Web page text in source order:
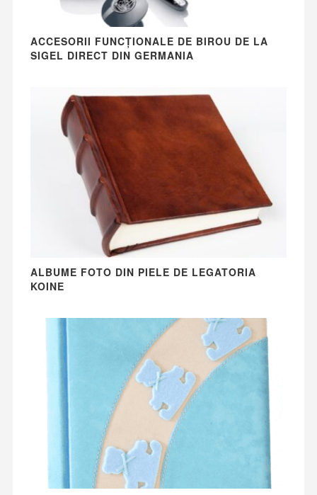
ACCESORII FUNCȚIONALE DE BIROU DE LA
SIGEL DIRECT DIN GERMANIA
ALBUME FOTO DIN PIELE DE LEGATORIA
KOINE